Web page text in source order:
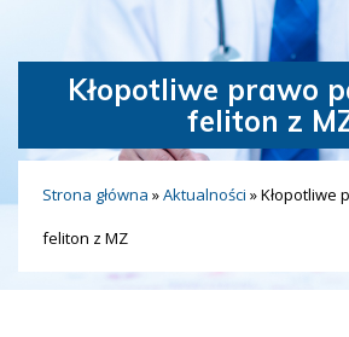
Kłopotliwe prawo
feliton z
Strona główna »Aktualności »Kłopotliwe
feliton z MZ